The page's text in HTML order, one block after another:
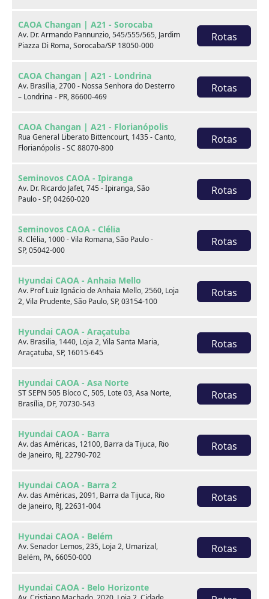
CAOA Changan | A21 - Sorocaba
Av. Dr. Armando Pannunzio, 545/555/565, Jardim
Piazza Di Roma, Sorocaba/SP 18050-000
Rotas
CAOA Changan | A21 - Londrina
Av. Brasília, 2700 - Nossa Senhora do Desterro
– Londrina - PR, 86600-469
Rotas
CAOA Changan | A21 - Florianópolis
Rua General Liberato Bittencourt, 1435 - Canto,
Florianópolis - SC 88070-800
Rotas
Seminovos CAOA - Ipiranga
Av. Dr. Ricardo Jafet, 745 - Ipiranga, São
Paulo - SP, 04260-020
Rotas
Seminovos CAOA - Clélia
R. Clélia, 1000 - Vila Romana, São Paulo -
SP, 05042-000
Rotas
Hyundai CAOA - Anhaia Mello
Av. Prof Luiz Ignácio de Anhaia Mello, 2560, Loja
2, Vila Prudente, São Paulo, SP, 03154-100
Rotas
Hyundai CAOA - Araçatuba
Av. Brasilia, 1440, Loja 2, Vila Santa Maria,
Araçatuba, SP, 16015-645
Rotas
Hyundai CAOA - Asa Norte
ST SEPN 505 Bloco C, 505, Lote 03, Asa Norte,
Brasília, DF, 70730-543
Rotas
Hyundai CAOA - Barra
Av. das Américas, 12100, Barra da Tijuca, Rio
de Janeiro, RJ, 22790-702
Rotas
Hyundai CAOA - Barra 2
Av. das Américas, 2091, Barra da Tijuca, Rio
de Janeiro, RJ, 22631-004
Rotas
Hyundai CAOA - Belém
Av. Senador Lemos, 235, Loja 2, Umarizal,
Belém, PA, 66050-000
Rotas
Hyundai CAOA - Belo Horizonte
Destaques
Sobre nós
Venda seu usado